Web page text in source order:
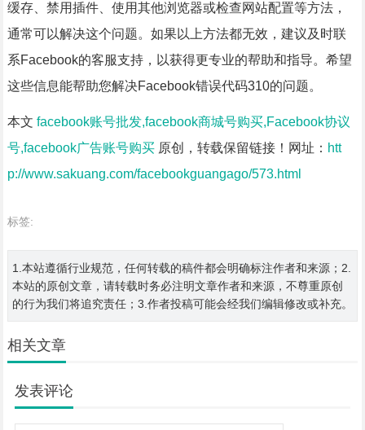
缓存、禁用插件、使用其他浏览器或检查网站配置等方法，
通常可以解决这个问题。如果以上方法都无效，建议及时联
系Facebook的客服支持，以获得更专业的帮助和指导。希望
这些信息能帮助您解决Facebook错误代码310的问题。
本文 facebook账号批发,facebook商城号购买,Facebook协议
号,facebook广告账号购买原创，转载保留链接！网址： htt
p://www.sakuang.com/facebookguangago/573.html
标签:
1.本站遵循行业规范，任何转载的稿件都会明确标注作者和来源；2.
本站的原创文章，请转载时务必注明文章作者和来源，不尊重原创
的行为我们将追究责任；3.作者投稿可能会经我们编辑修改或补充。
相关文章
发表评论